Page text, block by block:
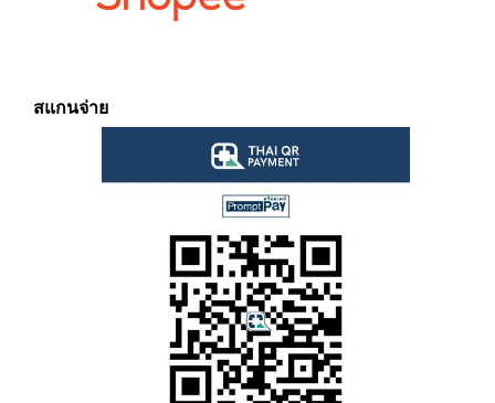
สแกนจ่าย